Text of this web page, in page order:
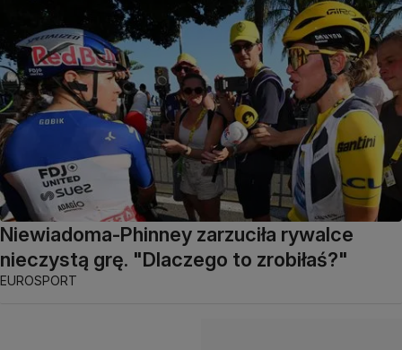
Niewiadoma-Phinney zarzuciła rywalce
nieczystą grę. "Dlaczego to zrobiłaś?"
EUROSPORT